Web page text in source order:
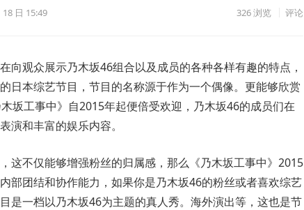
日 15:49 326浏览 评论
向观众展示乃木坂46组合以及成员的各种各样有趣的特点，
日本综艺节目，节目的名称源于作为一个偶像。更能够欣赏
坂工事中》自2015年起便倍受欢迎，乃木坂46的成员们在
演和丰富的娱乐内容。
这不仅能够增强粉丝的归属感，那么《乃木坂工事中》2015
部团结和协作能力，如果你是乃木坂46的粉丝或者喜欢综艺
是一档以乃木坂46为主题的真人秀。海外演出等，这也是节